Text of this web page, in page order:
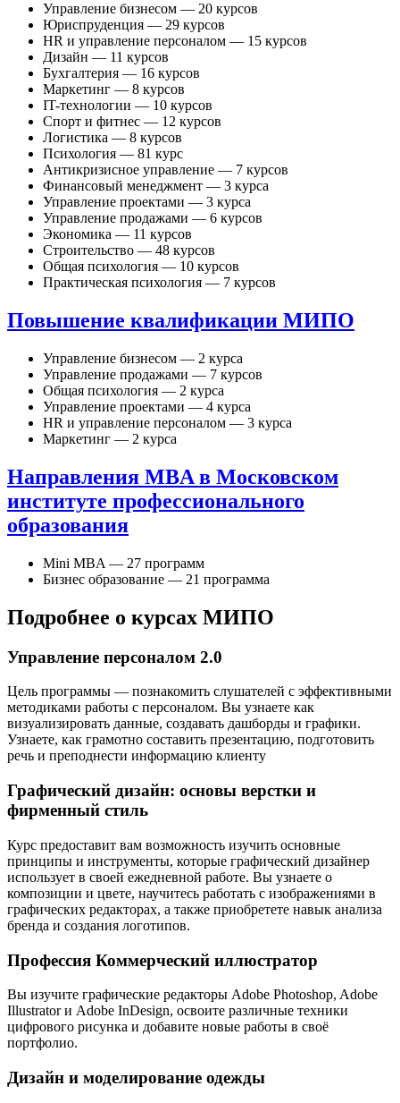
Управление бизнесом — 20 курсов
Юриспруденция — 29 курсов
HR и управление персоналом — 15 курсов
Дизайн — 11 курсов
Бухгалтерия — 16 курсов
Маркетинг — 8 курсов
IT-технологии — 10 курсов
Спорт и фитнес — 12 курсов
Логистика — 8 курсов
Психология — 81 курс
Антикризисное управление — 7 курсов
Финансовый менеджмент — 3 курса
Управление проектами — 3 курса
Управление продажами — 6 курсов
Экономика — 11 курсов
Строительство — 48 курсов
Общая психология — 10 курсов
Практическая психология — 7 курсов
Повышение квалификации МИПО
Управление бизнесом — 2 курса
Управление продажами — 7 курсов
Общая психология — 2 курса
Управление проектами — 4 курса
HR и управление персоналом — 3 курса
Маркетинг — 2 курса
Направления MBA в Московском
институте профессионального
образования
Mini MBA — 27 программ
Бизнес образование — 21 программа
Подробнее о курсах МИПО
Управление персоналом 2.0
Цель программы — познакомить слушателей с эффективными
методиками работы с персоналом. Вы узнаете как
визуализировать данные, создавать дашборды и графики.
Узнаете, как грамотно составить презентацию, подготовить
речь и преподнести информацию клиенту
Графический дизайн: основы верстки и
фирменный стиль
Курс предоставит вам возможность изучить основные
принципы и инструменты, которые графический дизайнер
использует в своей ежедневной работе. Вы узнаете о
композиции и цвете, научитесь работать с изображениями в
графических редакторах, а также приобретете навык анализа
бренда и создания логотипов.
Профессия Коммерческий иллюстратор
Вы изучите графические редакторы Adobe Photoshop, Adobe
Illustrator и Adobe InDesign, освоите различные техники
цифрового рисунка и добавите новые работы в своё
портфолио.
Дизайн и моделирование одежды